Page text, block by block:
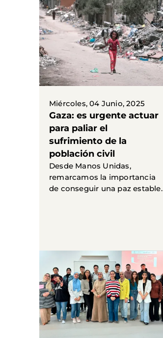
Miércoles, 04 Junio, 2025
Gaza: es urgente actuar
para paliar el
sufrimiento de la
población civil
Desde Manos Unidas,
remarcamos la importancia
de conseguir una paz estable.